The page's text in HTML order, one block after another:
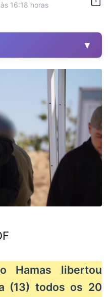
16:18 horas
▼
Hamas libertou
(13) todos os 20